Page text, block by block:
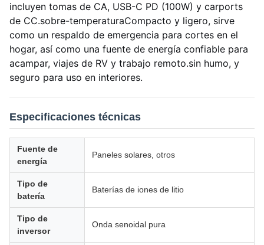
incluyen tomas de CA, USB-C PD (100W) y carports
de CC.sobre-temperaturaCompacto y ligero, sirve
como un respaldo de emergencia para cortes en el
hogar, así como una fuente de energía confiable para
acampar, viajes de RV y trabajo remoto.sin humo, y
seguro para uso en interiores.
Especificaciones técnicas
Fuente de
energía
Paneles solares, otros
Tipo de
batería
Baterías de iones de litio
Tipo de
inversor
Onda senoidal pura